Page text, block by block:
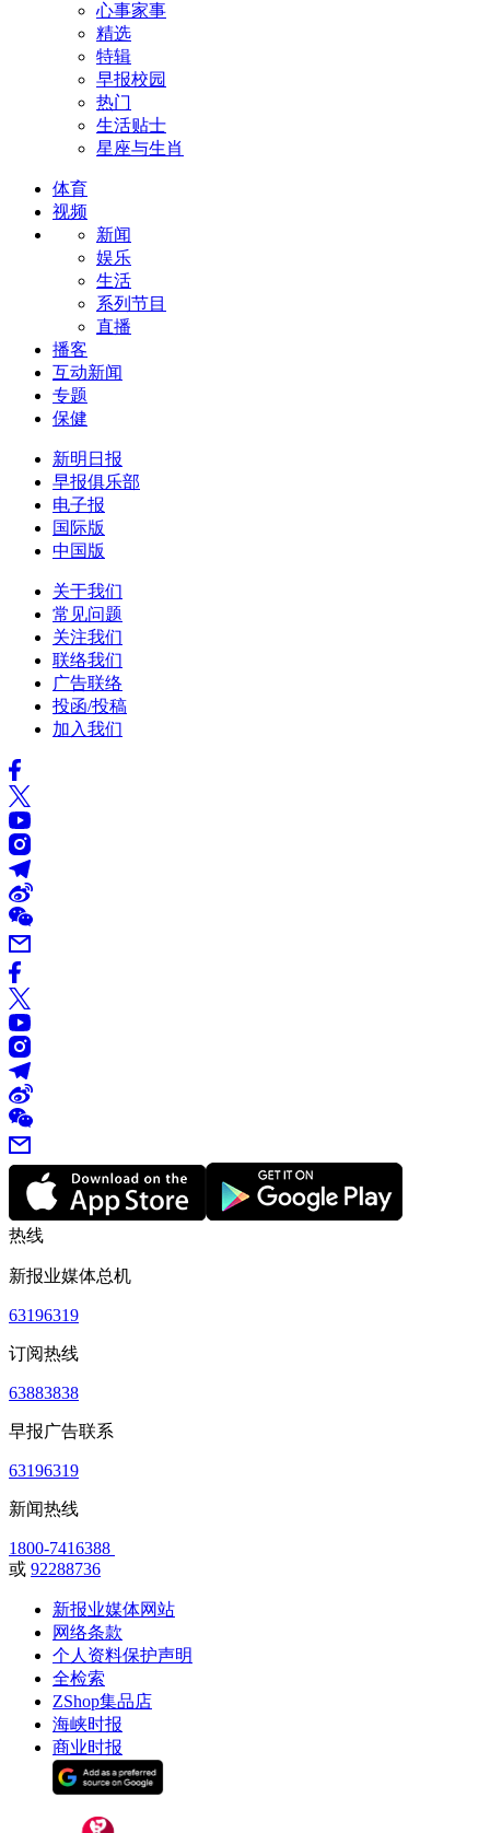
心事家事
精选
特辑
早报校园
热门
生活贴士
星座与生肖
体育
视频
新闻
娱乐
生活
系列节目
直播
播客
互动新闻
专题
保健
新明日报
早报俱乐部
电子报
国际版
中国版
关于我们
常见问题
关注我们
联络我们
广告联络
投函/投稿
加入我们
热线
新报业媒体总机
63196319
订阅热线
63883838
早报广告联系
63196319
新闻热线
1800-7416388
或 92288736
新报业媒体网站
网络条款
个人资料保护声明
全检索
ZShop集品店
海峡时报
商业时报